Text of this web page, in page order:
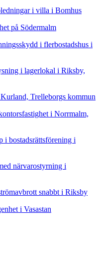
i villa i Bomhus
på Södermalm
i flerbostadshus i
i lagerlokal i Riksby,
Trelleborgs kommun
i Norrmalm,
i bostadsrättsförening i
närvarostyrning i
snabbt i Riksby
i Vasastan